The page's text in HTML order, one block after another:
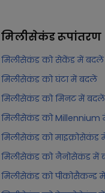
मिलीसेकंडरूपांतरण
मिलीसेकंड को सेकेंड में बदलें
मिलीसेकंड को घंटा में बदलें
मिलीसेकंड को मिनट में बदलें
मिलीसेकंड को Millennium
मिलीसेकंड को माइक्रोसेकंड
मिलीसेकंड को नैनोसेकंड में
मिलीसेकंड को पीकोसैकन्ड